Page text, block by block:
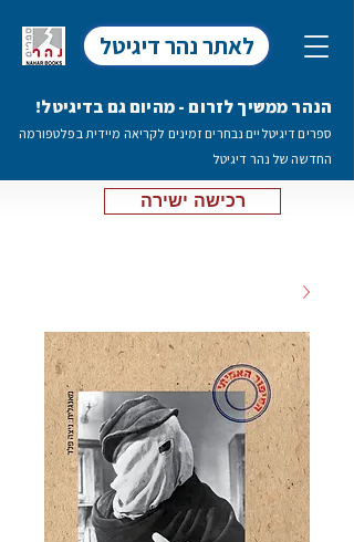
לאתר נהר דיגיטל
הנהר ממשיך לזרום - מהיום גם בדיגיטל!
ספרים דיגיטליים נבחרים זמינים לקריאה מיידית בפלטפורמה
החדשה של נהר דיגיטל
רכישה ישירה